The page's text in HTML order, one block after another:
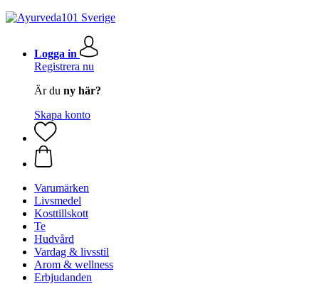
Logga in
Registrera nu
Är du ny här?
Skapa konto
Varumärken
Livsmedel
Kosttillskott
Te
Hudvård
Vardag & livsstil
Arom & wellness
Erbjudanden